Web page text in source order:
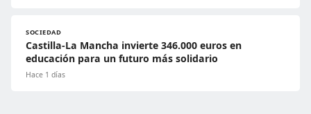
SOCIEDAD
Castilla-La Mancha invierte 346.000 euros en
educación para un futuro más solidario
Hace 1 días